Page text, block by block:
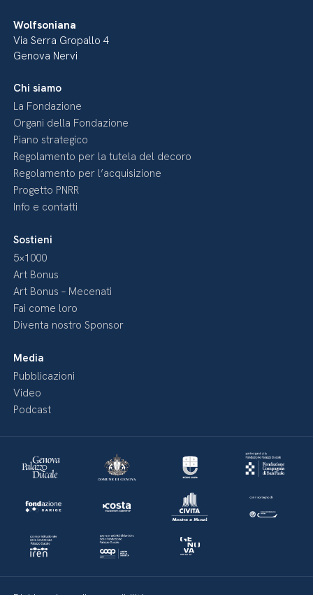
Wolfsoniana
Via Serra Gropallo 4
Genova Nervi
Chi siamo
La Fondazione
Organi della Fondazione
Piano strategico
Regolamento per la tutela del decoro
Regolamento per l’acquisizione
Progetto PNRR
Info e contatti
Sostieni
5×1000
Art Bonus
Art Bonus – Mecenati
Fai come loro
Diventa nostro Sponsor
Media
Pubblicazioni
Video
Podcast